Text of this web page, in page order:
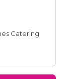
Catering